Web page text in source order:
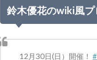
鈴木優花のwiki風
12月30日(日）開催！